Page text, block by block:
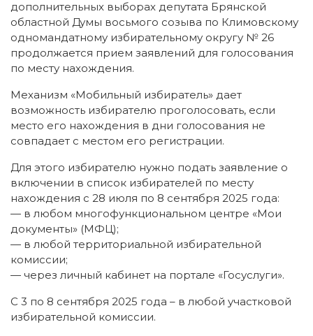
дополнительных выборах депутата Брянской
областной Думы восьмого созыва по Климовскому
одномандатному избирательному округу № 26
продолжается прием заявлений для голосования
по месту нахождения.
Механизм «Мобильный избиратель» дает
возможность избирателю проголосовать, если
место его нахождения в дни голосования не
совпадает с местом его регистрации.
Для этого избирателю нужно подать заявление о
включении в список избирателей по месту
нахождения с 28 июля по 8 сентября 2025 года:
— в любом многофункциональном центре «Мои
документы» (МФЦ);
— в любой территориальной избирательной
комиссии;
— через личный кабинет на портале «Госуслуги».
С 3 по 8 сентября 2025 года – в любой участковой
избирательной комиссии.